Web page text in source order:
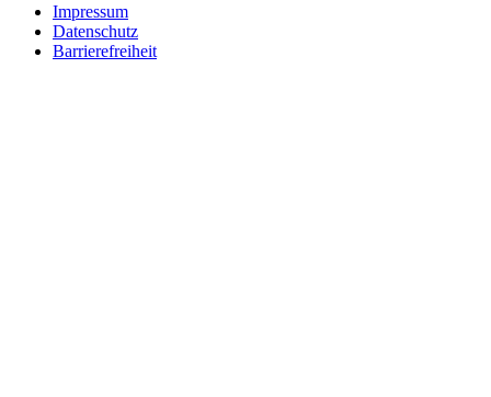
Impressum
Datenschutz
Barrierefreiheit